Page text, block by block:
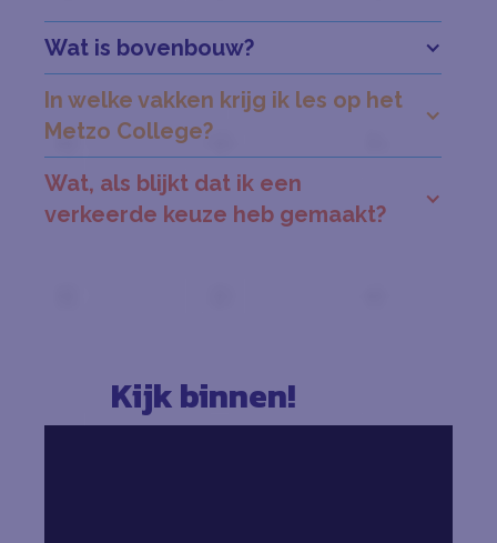
Wat is bovenbouw?
In welke vakken krijg ik les op het
Metzo College?
Wat, als blijkt dat ik een
verkeerde keuze heb gemaakt?
Kijk binnen!